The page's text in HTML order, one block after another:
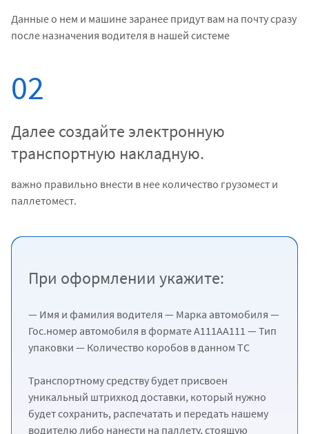
Данные о нем и машине заранее придут вам на почту сразу
после назначения водителя в нашей системе
02
Далее создайте электронную
транспортную накладную.
важно правильно внести в нее количество грузомест и
паллетомест.
При оформлении укажите:
— Имя и фамилия водителя — Марка автомобиля —
Гос.номер автомобиля в формате А111АА111 — Тип
упаковки — Количество коробов в данном ТС
Транспортному средству будет присвоен
уникальный штрихкод доставки, который нужно
будет сохранить, распечатать и передать нашему
водителю либо нанести на паллету, стоящую